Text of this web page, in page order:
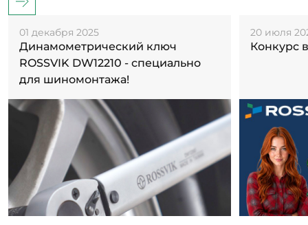
01 декабря 2025
Динамометрический ключ
ROSSVIK DW12210 - специально
для шиномонтажа!
20 июля
Конкурс